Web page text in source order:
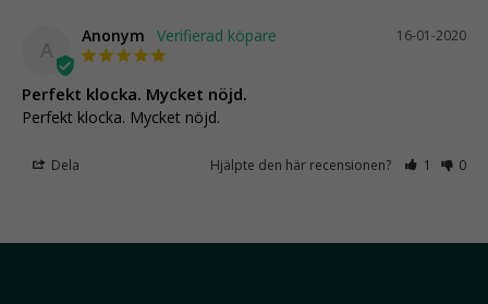
A
16-01-2020
Anonym
Perfekt klocka. Mycket nöjd.
Perfekt klocka. Mycket nöjd.
Dela Hjälpte den här recensionen? 1 0